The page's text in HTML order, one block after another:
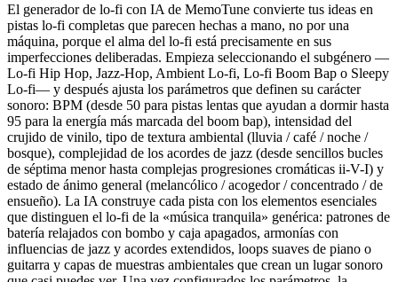
El generador de lo-fi con IA de MemoTune convierte tus ideas en
pistas lo-fi completas que parecen hechas a mano, no por una
máquina, porque el alma del lo-fi está precisamente en sus
imperfecciones deliberadas. Empieza seleccionando el subgénero —
Lo-fi Hip Hop, Jazz-Hop, Ambient Lo-fi, Lo-fi Boom Bap o Sleepy
Lo-fi— y después ajusta los parámetros que definen su carácter
sonoro: BPM (desde 50 para pistas lentas que ayudan a dormir hasta
95 para la energía más marcada del boom bap), intensidad del
crujido de vinilo, tipo de textura ambiental (lluvia / café / noche /
bosque), complejidad de los acordes de jazz (desde sencillos bucles
de séptima menor hasta complejas progresiones cromáticas ii-V-I) y
estado de ánimo general (melancólico / acogedor / concentrado / de
ensueño). La IA construye cada pista con los elementos esenciales
que distinguen el lo-fi de la «música tranquila» genérica: patrones de
batería relajados con bombo y caja apagados, armonías con
influencias de jazz y acordes extendidos, loops suaves de piano o
guitarra y capas de muestras ambientales que crean un lugar sonoro